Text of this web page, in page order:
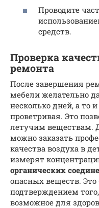
Проводите
средств.
Проверка
ремонта
После завершения
мебели желательно
несколько дней, а то
проветривая. Это
летучим веществам.
можно заказать
качества воздуха в
измерят
органических
опасных веществ.
подтверждением
возможное для